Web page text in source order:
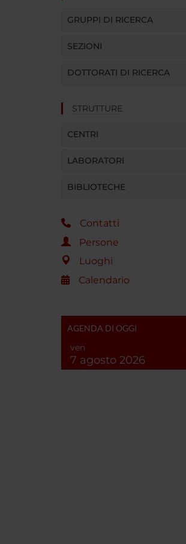
GRUPPI DI RICERCA
SEZIONI
DOTTORATI DI RICERCA
STRUTTURE
CENTRI
LABORATORI
BIBLIOTECHE
Contatti
Persone
Luoghi
Calendario
AGENDA DI OGGI
ven
7 agosto 2026